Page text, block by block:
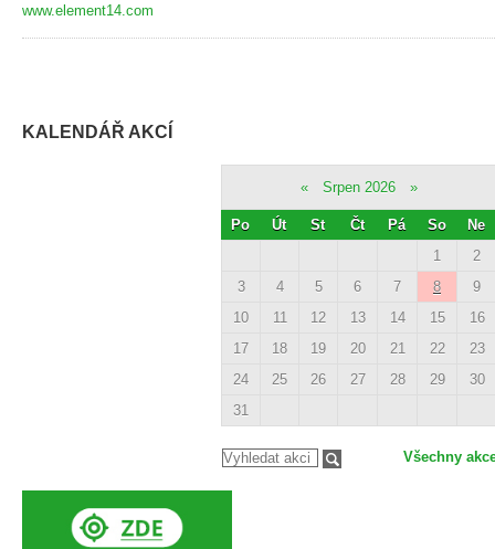
www.element14.com
KALENDÁŘ AKCÍ
« Srpen 2026 »
Po Út St Čt Pá So
Ne
1
2
3
4 5 6 7 8
9
10
11 12 13 14 15
16
17
18 19 20 21 22
23
24
25 26 27 28 29
30
31
Všechny